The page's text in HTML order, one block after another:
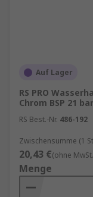
Auf Lager
RS PRO
Chrom BSP 21 bar
RS Best.-Nr. 486-192
Zwischensumme (1
20,43 €(ohne
Menge